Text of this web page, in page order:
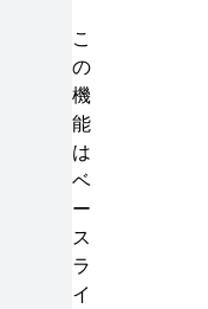
こ
の
機
能
は
ベ
ー
ス
ラ
イ